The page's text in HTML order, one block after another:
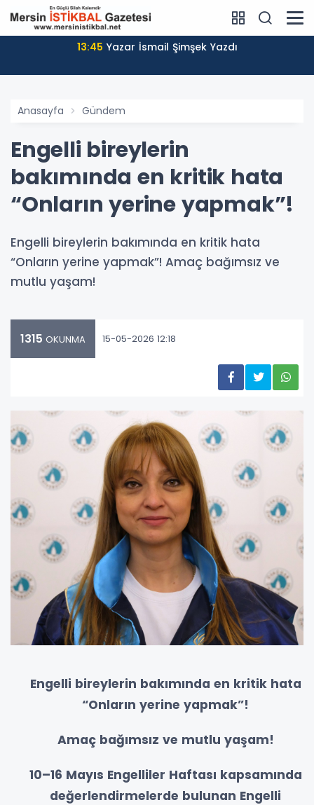
13:45 Yazar İsmail Şimşek Yazdı
Anasayfa Gündem
Engelli bireylerin
bakımında en kritik hata
“Onların yerine yapmak”!
Engelli bireylerin bakımında en kritik hata
“Onların yerine yapmak”! Amaç bağımsız ve
mutlu yaşam!
1315 OKUNMA 15-05-2026 12:18
Engelli bireylerin bakımında en kritik hata
“Onların yerine yapmak”!
Amaç bağımsız ve mutlu yaşam!
10–16 Mayıs Engelliler Haftası kapsamında
değerlendirmelerde bulunan Engelli